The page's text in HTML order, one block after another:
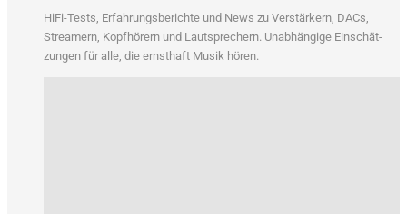
HiFi-Tests, Erfah­rungs­be­rich­te und News zu Ver­stär­kern, DACs,
Strea­mern, Kopf­hö­rern und Laut­spre­chern. Unab­hän­gi­ge Ein­schät­
zun­gen für alle, die ernst­haft Musik hören.